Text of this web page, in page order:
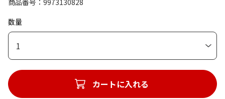
商品番号
9973130828
数量
1
カートに入れる